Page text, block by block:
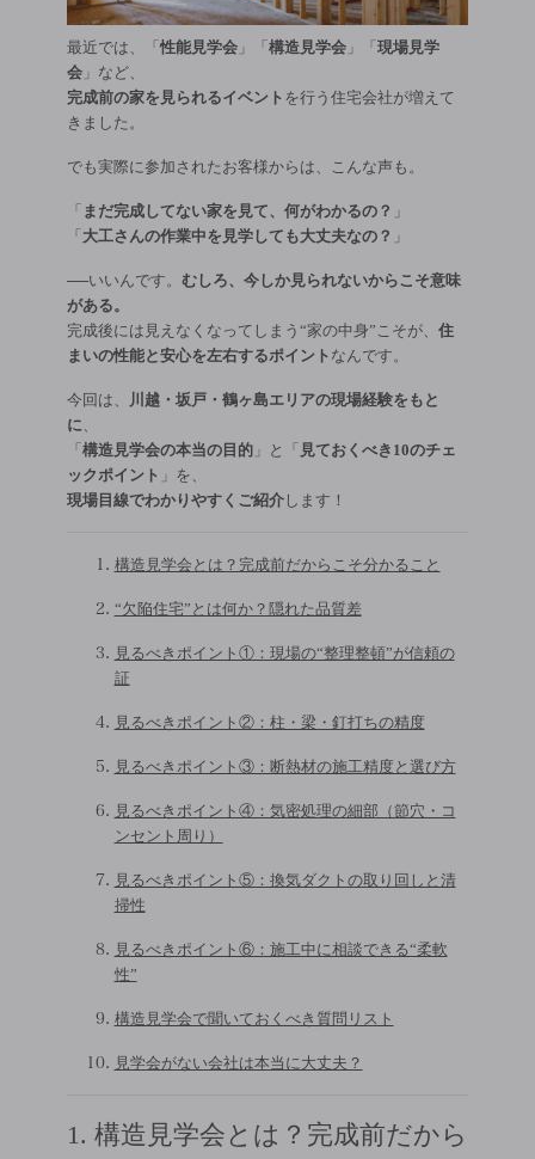
最近では、「性能見学会」「 構造見学会」「 現場見学
会」など、
完成前の家を見られるイベント を行う住宅会社が増えて
きました。
でも実際に参加されたお客様からは、こんな声も。
「 まだ完成してない家を見て、何がわかるの？ 」
「 大工さんの作業中を見学しても大丈夫なの？ 」
──いいんです。 むしろ、今しか見られないからこそ意味
がある。
完成後には見えなくなってしまう“家の中身”こそが、 住
まいの性能と安心を左右するポイント なんです。
今回は、
川越・坂戸・鶴ヶ島エリアの現場経験をもと
に、
「 構造見学会の本当の目的」と「 見ておくべき10のチェ
ックポイント 」を、
現場目線でわかりやすくご紹介します！
構造見学会とは？完成前だからこそ分かること
“欠陥住宅”とは何か？隠れた品質差
見るべきポイント①：現場の“整理整頓”が信頼の
証
見るべきポイント②：柱・梁・釘打ちの精度
見るべきポイント③：断熱材の施工精度と選び方
見るべきポイント④：気密処理の細部（節穴・コ
ンセント周り）
見るべきポイント⑤：換気ダクトの取り回しと清
掃性
見るべきポイント⑥：施工中に相談できる“柔軟
性”
構造見学会で聞いておくべき質問リスト
見学会がない会社は本当に大丈夫？
1. 構造見学会とは？完成前だから